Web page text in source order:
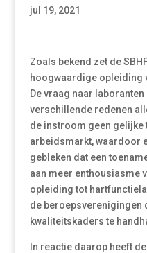
jul 19, 2021
Zoals bekend zet de
hoogwaardige opleiding
De vraag naar
verschillende redenen
de instroom geen gelijke
arbeidsmarkt, waardoor
gebleken dat een
aan meer enthousiasme
opleiding tot
de beroepsverenigingen
kwaliteitskaders te
In reactie daarop heeft